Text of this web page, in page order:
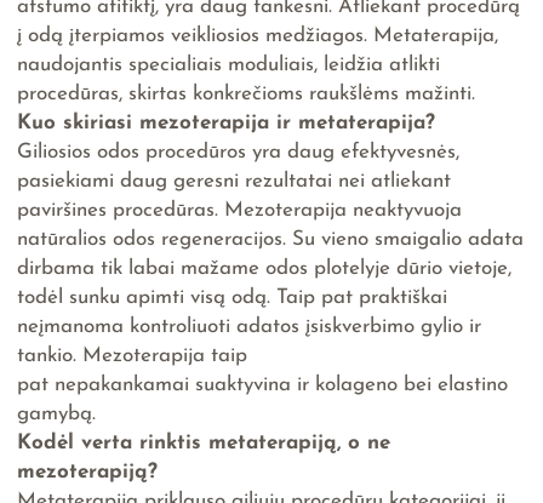
atstumo atitiktį, yra daug tankesni. Atliekant procedūrą
į odą įterpiamos veikliosios medžiagos. Metaterapija,
naudojantis specialiais moduliais, leidžia atlikti
procedūras, skirtas konkrečioms raukšlėms mažinti.
Kuo skiriasi mezoterapija ir metaterapija?
Giliosios odos procedūros yra daug efektyvesnės,
pasiekiami daug geresni rezultatai nei atliekant
paviršines procedūras. Mezoterapija neaktyvuoja
natūralios odos regeneracijos. Su vieno smaigalio adata
dirbama tik labai mažame odos plotelyje dūrio vietoje,
todėl sunku apimti visą odą. Taip pat praktiškai
neįmanoma kontroliuoti adatos įsiskverbimo gylio ir
tankio. Mezoterapija taip
pat nepakankamai suaktyvina ir kolageno bei elastino
gamybą.
Kodėl verta rinktis metaterapiją, o ne
mezoterapiją?